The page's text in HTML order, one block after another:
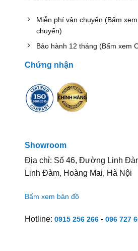
Miễn phí vận chuyển (Bấm
chuyển)
Bảo hành 12 tháng (Bấm xem
Chứng nhận
Showroom
Địa chỉ: Số 46, Đường Linh
Linh Đàm, Hoàng Mai, Hà Nội
Bấm xem bản đồ
Hotline: 0915 256 266- 096 727